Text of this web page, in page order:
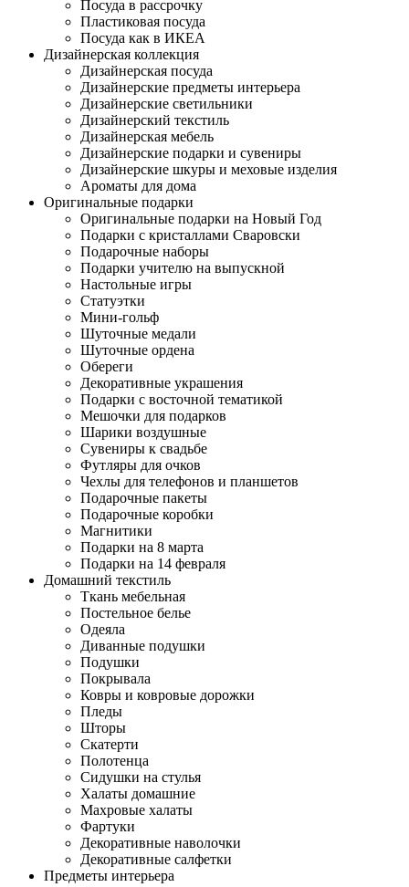
Посуда в рассрочку
Пластиковая посуда
Посуда как в ИКЕА
Дизайнерская коллекция
Дизайнерская посуда
Дизайнерские предметы интерьера
Дизайнерские светильники
Дизайнерский текстиль
Дизайнерская мебель
Дизайнерские подарки и сувениры
Дизайнерские шкуры и меховые изделия
Ароматы для дома
Оригинальные подарки
Оригинальные подарки на Новый Год
Подарки с кристаллами Сваровски
Подарочные наборы
Подарки учителю на выпускной
Настольные игры
Статуэтки
Мини-гольф
Шуточные медали
Шуточные ордена
Обереги
Декоративные украшения
Подарки с восточной тематикой
Мешочки для подарков
Шарики воздушные
Сувениры к свадьбе
Футляры для очков
Чехлы для телефонов и планшетов
Подарочные пакеты
Подарочные коробки
Магнитики
Подарки на 8 марта
Подарки на 14 февраля
Домашний текстиль
Ткань мебельная
Постельное белье
Одеяла
Диванные подушки
Подушки
Покрывала
Ковры и ковровые дорожки
Пледы
Шторы
Скатерти
Полотенца
Сидушки на стулья
Халаты домашние
Махровые халаты
Фартуки
Декоративные наволочки
Декоративные салфетки
Предметы интерьера